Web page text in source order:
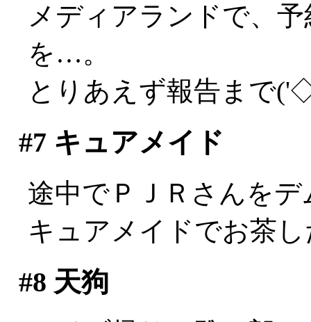
メディアランドで、
を…。
とりあえず報告まで
#7 キュアメイド
途中でＰＪＲさんを
キュアメイドでお茶
#8 天狗